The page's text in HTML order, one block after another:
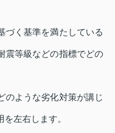
づく基準を満たしている
震等級などの指標でどの
のような劣化対策が講じ
左右します。